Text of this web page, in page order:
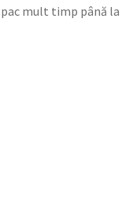
mult timp până la